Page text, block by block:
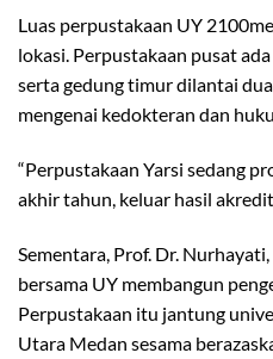
Luas perpustakaan UY
lokasi. Perpustakaan pusat
serta gedung timur dilantai
mengenai kedokteran dan
“Perpustakaan Yarsi sedang
akhir tahun, keluar hasil
Sementara, Prof. Dr.
bersama UY membangun
Perpustakaan itu jantung
Utara Medan sesama